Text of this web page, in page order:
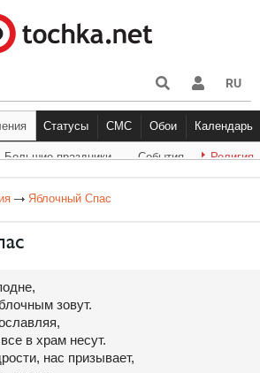
RU
Большие праздники События
Статусы
Другое Прикольные Грустные
СМС
С Днём Рождения
Обои
Музыка
Календарь
Большие праздники Cобытия Религия
Яблочный Спас
зовут.
в храм несут.
нас призывает,